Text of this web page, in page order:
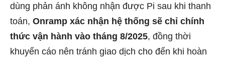
dùng phản ánh không nhận được Pi sau khi thanh
toán, Onramp xác nhận hệ thống sẽ chỉ chính
thức vận hành vào tháng 8/2025, đồng thời
khuyến cáo nên tránh giao dịch cho đến khi hoàn